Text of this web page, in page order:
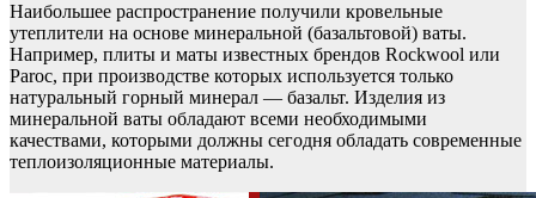
Наибольшее распространение получили кровельные
утеплители на основе минеральной (базальтовой) ваты.
Например, плиты и маты известных брендов Rockwool или
Paroc, при производстве которых используется только
натуральный горный минерал — базальт. Изделия из
минеральной ваты обладают всеми необходимыми
качествами, которыми должны сегодня обладать современные
теплоизоляционные материалы.